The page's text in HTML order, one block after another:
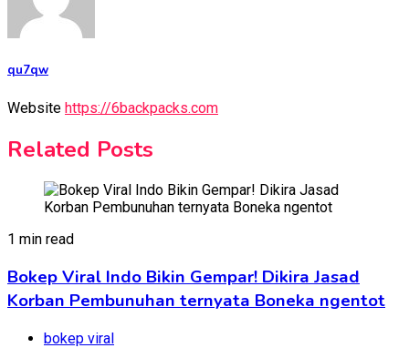
qu7qw
Website https://6backpacks.com
Related Posts
1 min read
Bokep Viral Indo Bikin Gempar! Dikira Jasad
Korban Pembunuhan ternyata Boneka ngentot
bokep viral